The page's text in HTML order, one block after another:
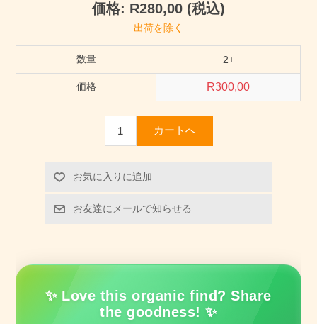
価格: R280,00 (税込)
出荷を除く
数量 2+
価格 R300,00
カートへ
お気に入りに追加
お友達にメールで知らせる
✨ Love this organic find? Share
the goodness! ✨